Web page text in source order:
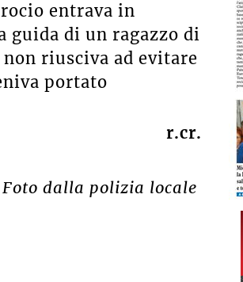
entrava in
guida di un ragazzo di
riusciva ad evitare
portato
r.cr.
Foto dalla polizia locale